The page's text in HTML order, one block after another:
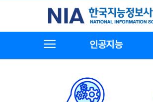
한국지능정보사회진흥원
인공지능
한국지능정보사회진흥원 주요사업